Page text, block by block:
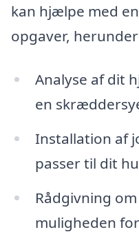
kan hjælpe med
opgaver,
Analyse af dit
en
Installation af
passer til dit
Rådgivning
muligheden